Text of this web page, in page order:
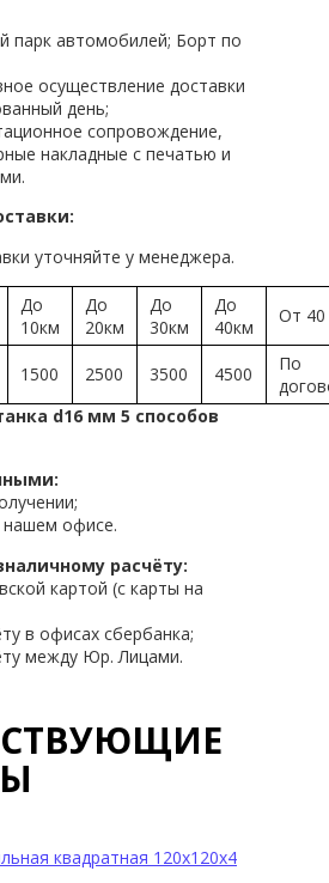
парк автомобилей; Борт по
осуществление доставки
день;
сопровождение,
накладные с печатью и
уточняйте у менеджера.
До
10км
До
20км
До
30км
До
40км
От 40
1500 2500 3500 4500
По
d16 мм 5 способов
нашем офисе.
расчёту:
картой (с карты на
в офисах сбербанка;
между Юр. Лицами.